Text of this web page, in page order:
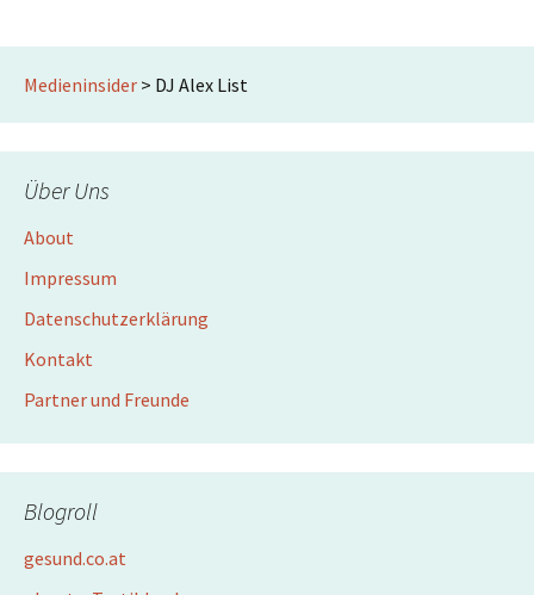
Medieninsider > DJ Alex List
Über Uns
About
Impressum
Datenschutzerklärung
Kontakt
Partner und Freunde
Blogroll
gesund.co.at